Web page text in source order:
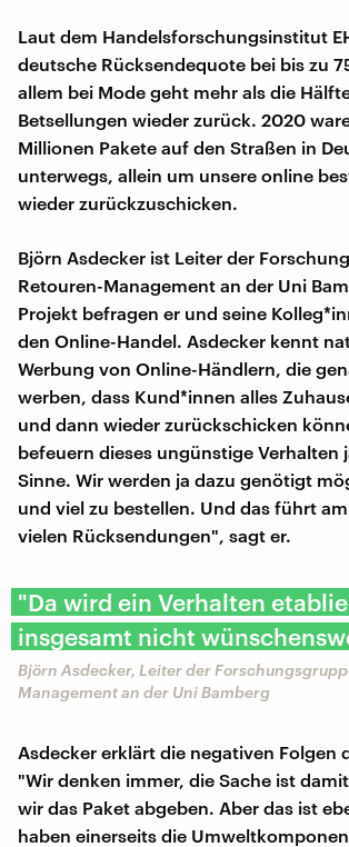
Laut dem Handelsforschungsinstitut
deutsche Rücksendequote bei bis zu
allem bei Mode geht mehr als die
Betsellungen wieder zurück. 2020
Millionen Pakete auf den Straßen in
unterwegs, allein um unsere online
wieder zurückzuschicken.
Björn Asdecker ist Leiter der
Retouren-Management an der Uni
Projekt befragen er und seine
den Online-Handel. Asdecker kennt
Werbung von Online-Händlern, die
werben, dass Kund*innen alles
und dann wieder zurückschicken
befeuern dieses ungünstige Verhalten
Sinne. Wir werden ja dazu genötigt
und viel zu bestellen. Und das führt
vielen Rücksendungen", sagt er.
"Da wird ein Verhalten
insgesamt nicht
Björn Asdecker, Leiter der
Management an der Uni Bamberg
Asdecker erklärt die negativen Folgen
"Wir denken immer, die Sache ist
wir das Paket abgeben. Aber das ist
haben einerseits die